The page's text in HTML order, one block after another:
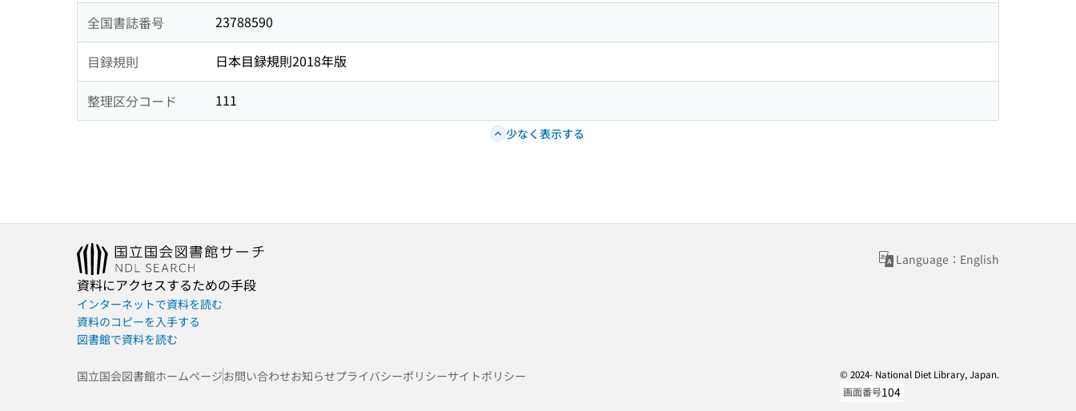
全国書誌番号 23788590
目録規則 日本目録規則2018年版
整理区分コード 111
少なく表示する
Language：English
資料にアクセスするための手段
インターネットで資料を読む
資料のコピーを入手する
図書館で資料を読む
国立国会図書館ホームページお問い合わせお知らせプライバシーポリシーサイトポリシー
© 2024- National Diet Library, Japan.
画面番号104